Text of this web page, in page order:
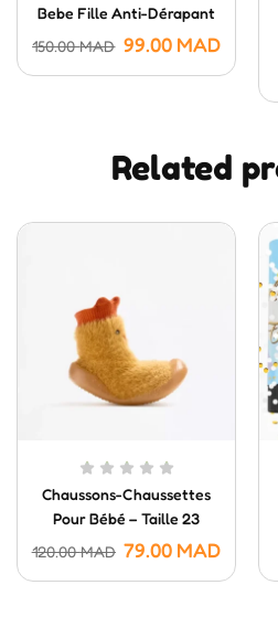
Bebe Fille Anti-Dérapant
3-6 Mois
150.00MAD 99.00 MAD
Related
Chaussons-Chaussettes
Pour Bébé – Taille 23
120.00MAD 79.00 MAD